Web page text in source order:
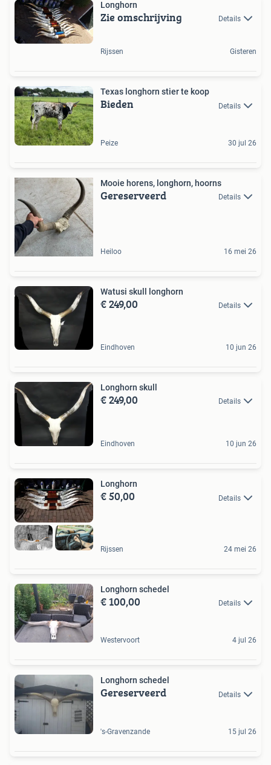
Longhorn
Zie omschrijving Details
Rijssen Gisteren
Texas longhorn stier te koop
Bieden Details
Peize 30 jul 26
Mooie horens, longhorn, hoorns
Gereserveerd Details
Heiloo 16 mei 26
Watusi skull longhorn
€ 249,00 Details
Eindhoven 10 jun 26
Longhorn skull
€ 249,00 Details
Eindhoven 10 jun 26
Longhorn
€ 50,00 Details
Rijssen 24 mei 26
Longhorn schedel
€ 100,00 Details
Westervoort 4 jul 26
Longhorn schedel
Gereserveerd Details
's-Gravenzande 15 jul 26